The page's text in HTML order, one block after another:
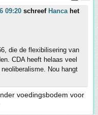
09:20 schreef Hancahet
die de flexibilisering van
CDA heeft helaas veel
Nou hangt
voedingsbodem voor